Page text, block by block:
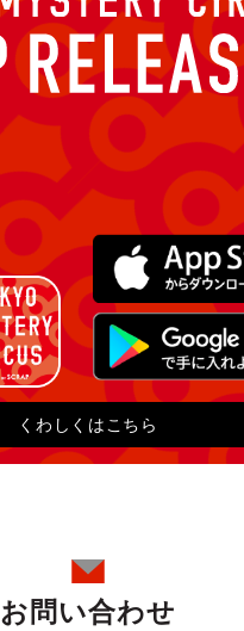
くわしくはこちら
お問い合わせ